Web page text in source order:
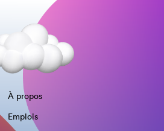
À propos
Emplois